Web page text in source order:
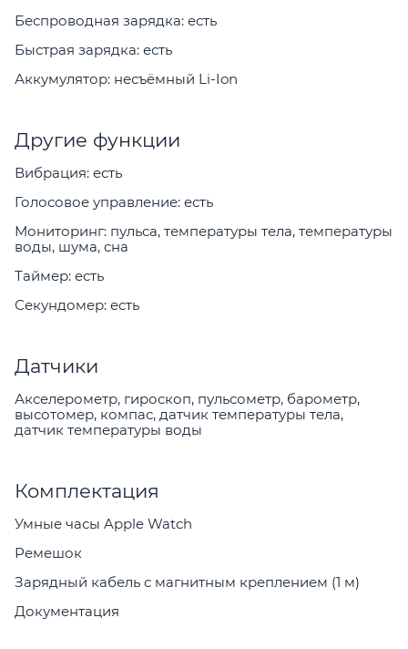
Беспроводная зарядка: есть
Быстрая зарядка: есть
Аккумулятор: несъёмный Li-Ion
Другие функции
Вибрация: есть
Голосовое управление: есть
Мониторинг: пульса, температуры тела, температуры
воды, шума, сна
Таймер: есть
Секундомер: есть
Датчики
Акселерометр, гироскоп, пульсометр, барометр,
высотомер, компас, датчик температуры тела,
датчик температуры воды
Комплектация
Умные часы Apple Watch
Ремешок
Зарядный кабель с магнитным креплением (1 м)
Документация